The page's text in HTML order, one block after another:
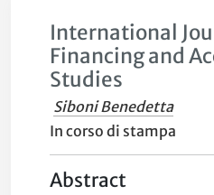
International
Financing and
Studies
Siboni Benedetta
In corso di stampa
Abstract